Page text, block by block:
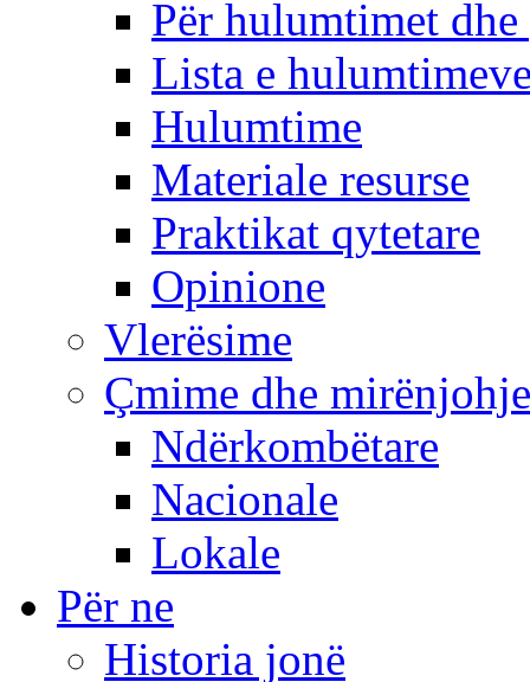
Për hulumtimet
Lista e
Hulumtime
Materiale resurse
Praktikat qytetare
Opinione
Vlerësime
Çmime dhe mirënjohje
Ndërkombëtare
Nacionale
Lokale
Për ne
Historia jonë